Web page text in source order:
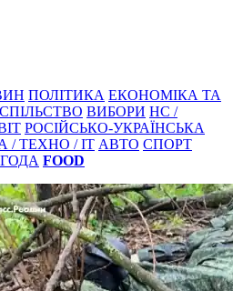
ПОЛІТИКА ЕКОНОМІКА ТА
ВИБОРИ НС /
РОСІЙСЬКО-УКРАЇНСЬКА
/ ТЕХНО / IT АВТО СПОРТ
FOOD